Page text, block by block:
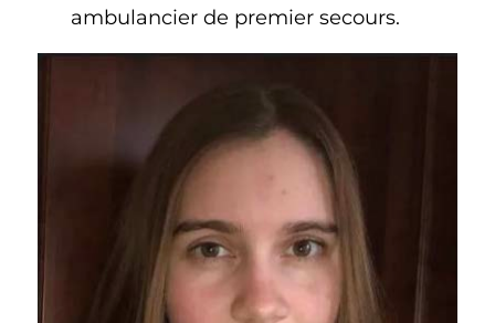
ambulancier de premier secours.